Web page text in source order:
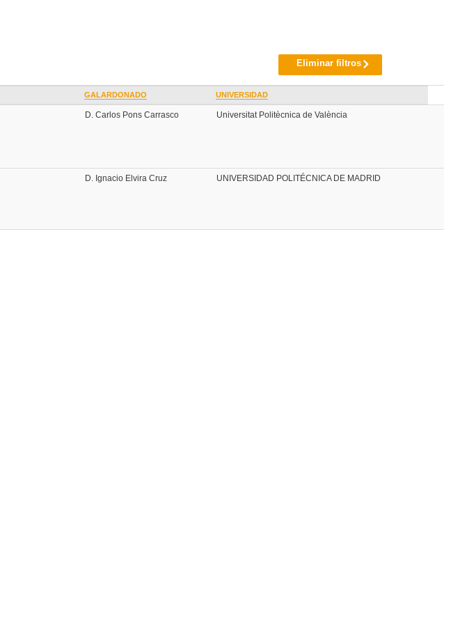
Eliminar filtros
GALARDONADO UNIVERSIDAD
D. Carlos Pons Carrasco Universitat Politècnica de València
D. Ignacio Elvira Cruz UNIVERSIDAD POLITÉCNICA DE MADRID